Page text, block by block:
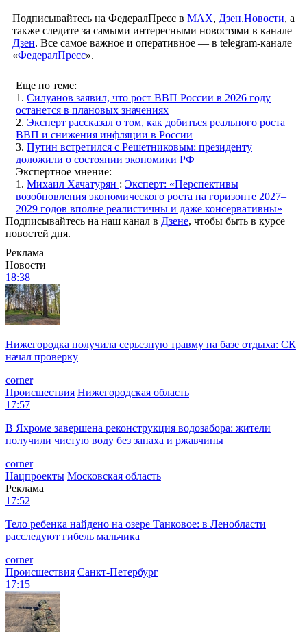
Подписывайтесь на ФедералПресс в МАХ, Дзен.Новости, а
также следите за самыми интересными новостями в канале
Дзен. Все самое важное и оперативное — в telegram-канале
«ФедералПресс».
Еще по теме:
1. Силуанов заявил, что рост ВВП России в 2026 году
останется в плановых значениях
2. Эксперт рассказал о том, как добиться реального роста
ВВП и снижения инфляции в России
3. Путин встретился с Решетниковым: президенту
доложили о состоянии экономики РФ
Экспертное мнение:
1. Михаил Хачатурян : Эксперт: «Перспективы
возобновления экономического роста на горизонте 2027–
2029 годов вполне реалистичны и даже консервативны»
Подписывайтесь на наш канал в Дзене, чтобы быть в курсе
новостей дня.
Реклама
Новости
18:38
Нижегородка получила серьезную травму на базе отдыха: СК
начал проверку
corner
Происшествия Нижегородская область
17:57
В Яхроме завершена реконструкция водозабора: жители
получили чистую воду без запаха и ржавчины
corner
Нацпроекты Московская область
Реклама
17:52
Тело ребенка найдено на озере Танковое: в Ленобласти
расследуют гибель мальчика
corner
Происшествия Санкт-Петербург
17:15